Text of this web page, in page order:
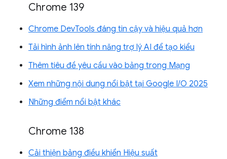
Chrome 139
Chrome DevTools đáng tin cậy và hiệu quả hơn
Tải hình ảnh lên tính năng trợ lý AI để tạo kiểu
Thêm tiêu đề yêu cầu vào bảng trong Mạng
Xem những nội dung nổi bật tại Google I/O 2025
Những điểm nổi bật khác
Chrome 138
Cải thiện bảng điều khiển Hiệu suất